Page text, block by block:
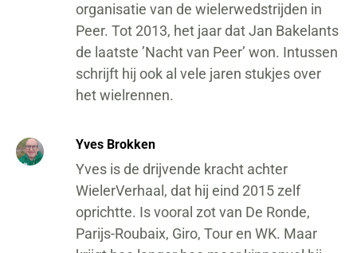
organisatie van de wielerwedstrijden in
Peer. Tot 2013, het jaar dat Jan Bakelants
de laatste ’Nacht van Peer’ won. Intussen
schrijft hij ook al vele jaren stukjes over
het wielrennen.
Yves Brokken
Yves is de drijvende kracht achter
WielerVerhaal, dat hij eind 2015 zelf
oprichtte. Is vooral zot van De Ronde,
Parijs-Roubaix, Giro, Tour en WK. Maar